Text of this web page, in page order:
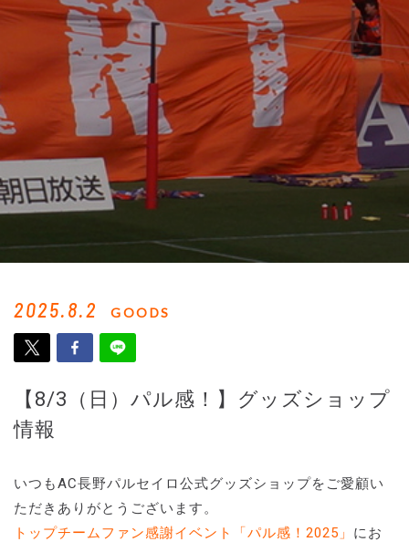
2025.8.2 GOODS
【8/3（日）パル感！】グッズショップ
情報
いつもAC長野パルセイロ公式グッズショップをご愛顧い
ただきありがとうございます。
トップチームファン感謝イベント「パル感！2025」 にお